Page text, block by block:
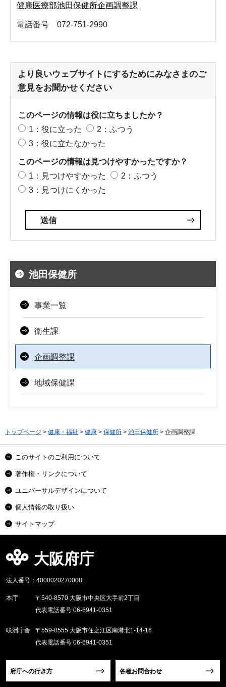
健康医療部池田保健所企画調整課
電話番号 072-751-2990
より良いウェブサイトにするためにみなさまのご
意見をお聞かせください
このページの情報は役に立ちましたか？
1：役に立った
2：ふつう
3：役に立たなかった
このページの情報は見つけやすかったですか？
1：見つけやすかった
2：ふつう
3：見つけにくかった
池田保健所
事業一覧
衛生課
企画調整課
地域保健課
トップページ > 健康・福祉 > 健康 > 保健所 > 池田保健所 > 企画調整課
このサイトのご利用について
著作権・リンクについて
ユニバーサルデザインについて
個人情報の取り扱い
サイトマップ
大阪府庁
法人番号：4000020270008
本庁
〒540-8570 大阪市中央区大手前2丁目
代表電話番号 06-6941-0351
咲洲庁舎
〒559-8555 大阪市住之江区南港北1-14-16
代表電話番号 06-6941-0351
府庁への行き方 各種お問合わせ